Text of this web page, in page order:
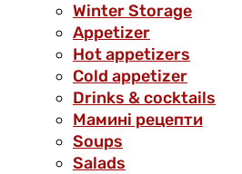
Winter Storage
Аppetizer
Hot appetizers
Cold appetizer
Drinks & cocktails
Мамині рецепти
Soups
Salads